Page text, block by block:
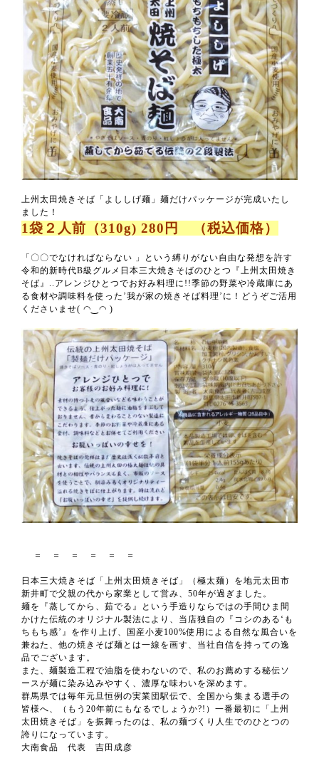
上州太田焼きそば「よししげ麺」麺だけパッケージが完成いたし
ました！
1袋２人前（310g) 280円 （税込価格）
「〇〇でなければならない 」という縛りがない自由な発想を許す
令和的新時代B級グルメ日本三大焼きそばのひとつ『上州太田焼き
そば』..アレンジひとつでお好み料理に!!季節の野菜や冷蔵庫にあ
る食材や調味料を使った’我が家の焼きそば料理’に！どうぞご活用
くださいませ( ◠‿◠ )
＝ ＝ ＝ ＝ ＝ ＝
日本三大焼きそば「上州太田焼きそば」（極太麺）を地元太田市
新井町で父親の代から家業として営み、50年が過ぎました。
麺を『蒸してから、茹でる』という手造りならではの手間ひま間
かけた伝統のオリジナル製法により、当店独自の『コシのある‘も
ちもち感’』を作り上げ、国産小麦100%使用による自然な風合いを
兼ねた、他の焼きそば麺とは一線を画す、当社自信を持っての逸
品でございます。
また、麺製造工程で油脂を使わないので、私のお薦めする秘伝ソ
ースが麺に染み込みやすく、濃厚な味わいを深めます。
群馬県では毎年元旦恒例の実業団駅伝で、全国から集まる選手の
皆様へ、（もう20年前にもなるでしょうか?!）一番最初に「上州
太田焼きそば」を振舞ったのは、私の麺づくり人生でのひとつの
誇りになっています。
大南食品 代表 吉田成彦